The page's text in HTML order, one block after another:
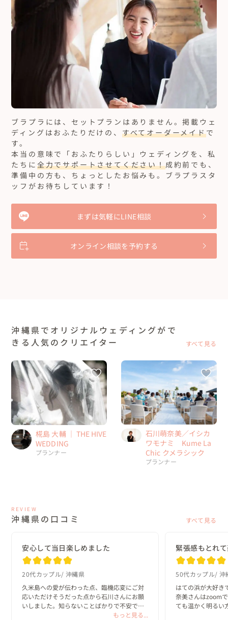
ブラプラには、セットプランはありません。掲載ウェ
ディングはおふたりだけの、 すべてオーダーメイドで
す。
本当の意味で「おふたりらしい」ウェディングを、私
たちに 全力でサポートさせてください！成約前でも、
準備中の方も、ちょっとしたお悩みも。ブラプラスタ
ッフがお待ちしています！
まずは気軽にLINE相談
オンライン相談を予約する
沖縄県でオリジナルウェディングがで
きる人気のクリエイター
すべて見る
椛島 大輔 ｜ THE HIVE
WEDDING
プランナー
石川萌奈美／イシカ
ワモナミ Kume La
Chic クメラシック
プランナー
REVIEW
沖縄県の口コミ すべて見る
安心して当日楽しめました
20代カップル 沖縄県
久米島への愛が伝わった点、臨機応変にご対
応いただけそうだった点から石川さんにお願
いしました。知らないことばかりで不安でし
たが、丁寧に回答してくださり安心して当日
もっと見る...
緊張感もとれ
50代カップル 沖
はての浜が大好き
奈美さんはzoom
ても温かく明るい